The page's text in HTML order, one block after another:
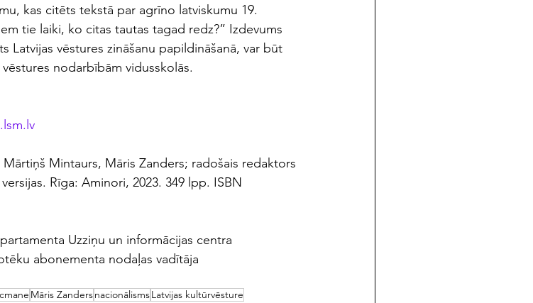
kas citēts tekstā par agrīno latviskumu 19.
tie laiki, ko citas tautas tagad redz?” Izdevums
Latvijas vēstures zināšanu papildināšanā, var būt
nodarbībām vidusskolās.
Mārtiņš Mintaurs, Māris Zanders; radošais redaktors
Rīga: Aminori, 2023. 349 lpp. ISBN
Uzziņu un informācijas centra
abonementa nodaļas vadītāja
Māris ZandersnacionālismsLatvijas kultūrvēsture